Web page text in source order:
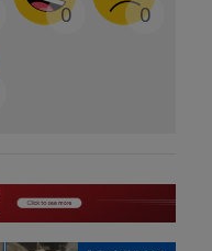
0 0